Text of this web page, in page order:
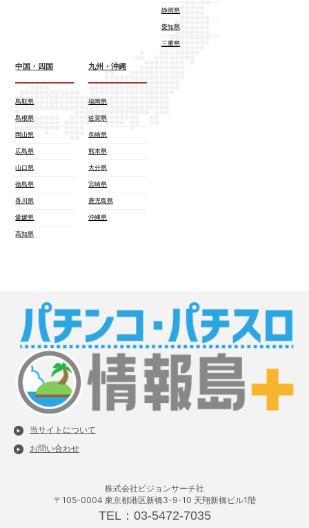
静岡県
愛知県
三重県
中国・四国
鳥取県
島根県
岡山県
広島県
山口県
徳島県
香川県
愛媛県
高知県
九州・沖縄
福岡県
佐賀県
長崎県
熊本県
大分県
宮崎県
鹿児島県
沖縄県
当サイトについて
お問い合わせ
株式会社ビジョンサーチ社
〒105-0004 東京都港区新橋3-9-10 天翔新橋ビル1階
TEL：03-5472-7035